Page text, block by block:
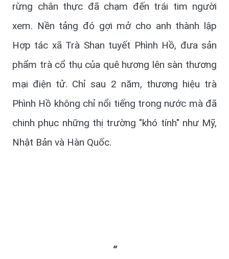
rừng chân thực đã chạm đến trái tim người
xem. Nền tảng đó gợi mở cho anh thành lập
Hợp tác xã Trà Shan tuyết Phình Hồ, đưa sản
phẩm trà cổ thụ của quê hương lên sàn thương
mại điện tử. Chỉ sau 2 năm, thương hiệu trà
Phình Hồ không chỉ nổi tiếng trong nước mà đã
chinh phục những thị trường "khó tính" như Mỹ,
Nhật Bản và Hàn Quốc.